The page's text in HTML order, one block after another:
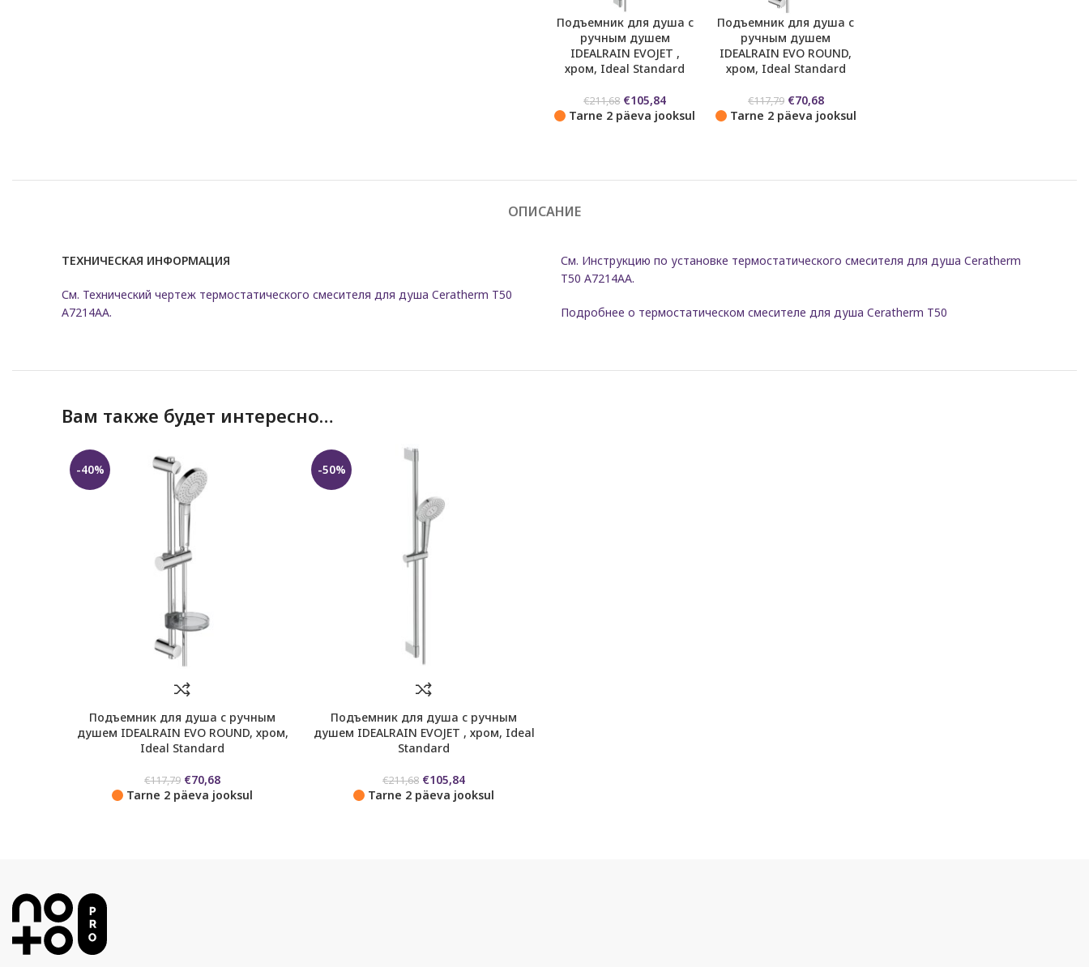
Подъемник для душа с
ручным душем
IDEALRAIN EVOJET ,
хром, Ideal Standard
€211,68 Первоначальная
цена
€105,84Текущая
цена:
Tarne 2 päeva jooksul
Подъемник для душа с
ручным душем
IDEALRAIN EVO ROUND,
хром, Ideal Standard
€117,79 Первоначальная
цена
€70,68Текущая
цена:
Tarne 2 päeva jooksul
ОПИСАНИЕ
ТЕХНИЧЕСКАЯ ИНФОРМАЦИЯ
См. Технический чертеж термостатического смесителя для душа Ceratherm T50
A7214AA.
См. Инструкцию по установке термостатического смесителя для душа Ceratherm
T50 A7214AA.
Подробнее о термостатическом смесителе для душа Ceratherm T50
Вам также будет интересно…
-40%
Подъемник для душа с ручным
душем IDEALRAIN EVO ROUND, хром,
Ideal Standard
€117,79 Первоначальная
цена
€70,68Текущая
цена:
Tarne 2 päeva jooksul
-50%
Подъемник для душа с ручным
душем IDEALRAIN EVOJET , хром, Ideal
Standard
€211,68 Первоначальная
цена
€105,84Текущая
цена:
Tarne 2 päeva jooksul